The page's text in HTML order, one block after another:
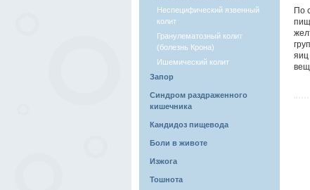
Неспецифический язвенный
колит
Гранулематозный колит
(болезнь Крона)
Ишемический колит
Запор
Синдром раздраженного
кишечника
Кандидоз пищевода
Боли в животе
Изжога
Тошнота
По
яиц